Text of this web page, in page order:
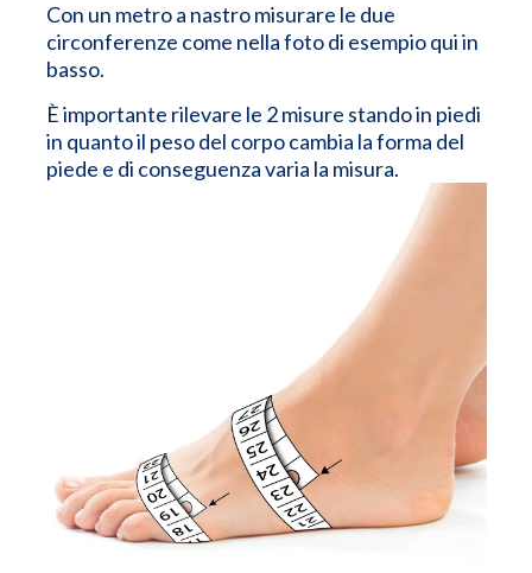
Con un metro a nastro misurare le due
circonferenze come nella foto di esempio qui in
basso.
È importante rilevare le 2 misure stando in piedi
in quanto il peso del corpo cambia la forma del
piede e di conseguenza varia la misura.